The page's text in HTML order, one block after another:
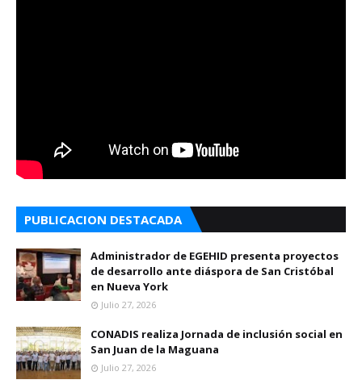
PUBLICACION DESTACADA
Administrador de EGEHID presenta proyectos
de desarrollo ante diáspora de San Cristóbal
en Nueva York
Julio 27, 2026
CONADIS realiza Jornada de inclusión social en
San Juan de la Maguana
Julio 27, 2026